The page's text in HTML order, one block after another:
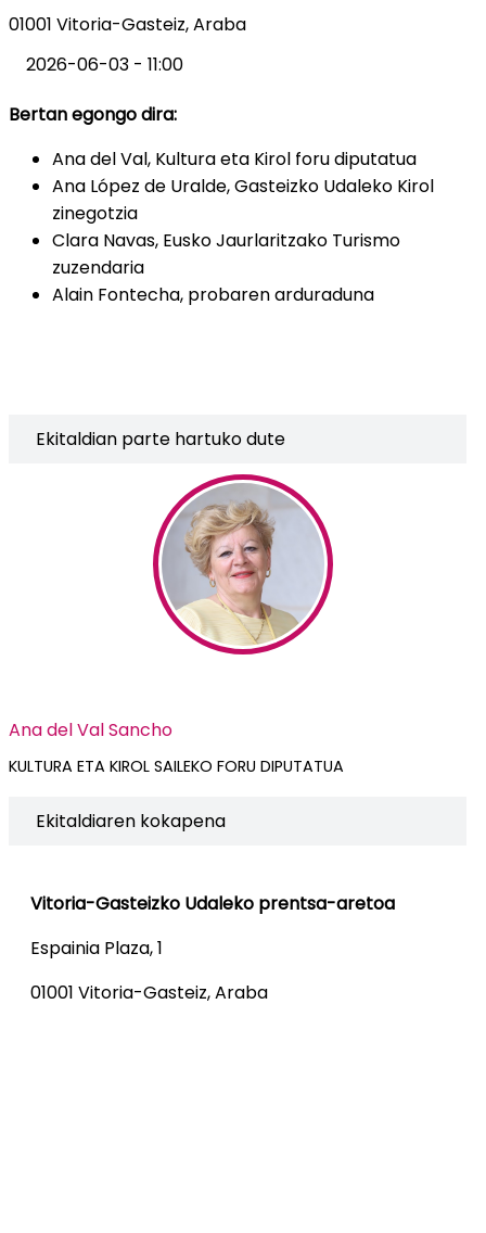
01001 Vitoria-Gasteiz, Araba
2026-06-03 - 11:00
Bertan egongo dira:
Ana del Val, Kultura eta Kirol foru diputatua
Ana López de Uralde, Gasteizko Udaleko Kirol
zinegotzia
Clara Navas, Eusko Jaurlaritzako Turismo
zuzendaria
Alain Fontecha, probaren arduraduna
Ekitaldian parte hartuko dute
Ana del Val Sancho
KULTURA ETA KIROL SAILEKO FORU DIPUTATUA
Ekitaldiaren kokapena
Vitoria-Gasteizko Udaleko prentsa-aretoa
Espainia Plaza, 1
01001 Vitoria-Gasteiz, Araba